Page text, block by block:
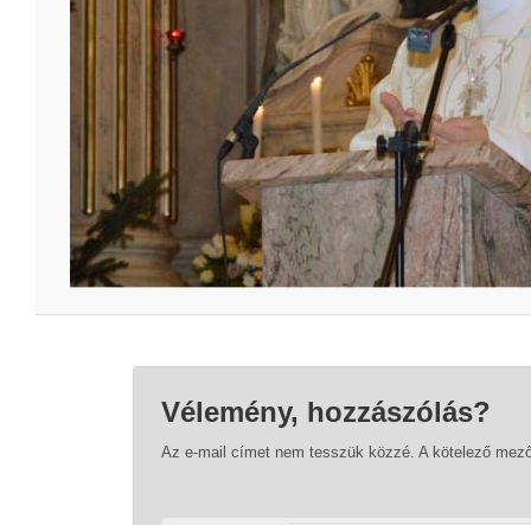
Vélemény, hozzászólás?
Az e-mail címet nem tesszük közzé. A kötelező